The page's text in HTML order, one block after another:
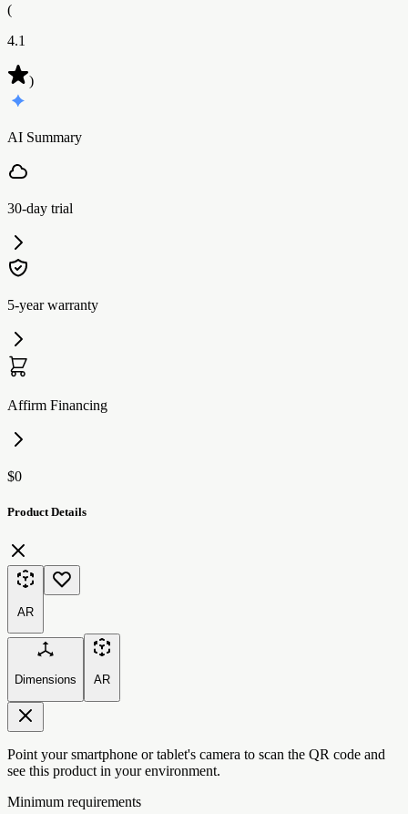
(
4.1
)
AI Summary
30-day trial
5-year warranty
Affirm Financing
$0
Product Details
AR
Dimensions AR
Point your smartphone or tablet's camera to scan the QR code and
see this product in your environment.
Minimum requirements